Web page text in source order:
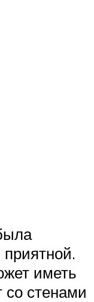
иметь
со стенами